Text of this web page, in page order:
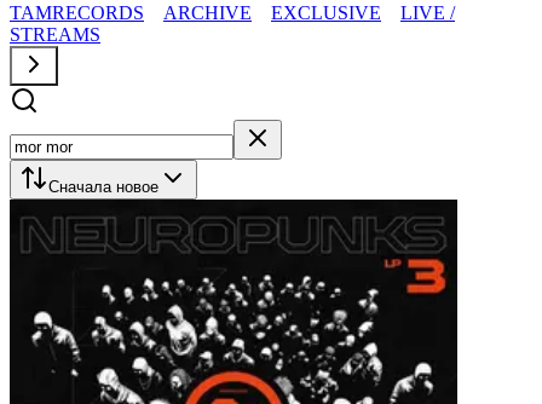
TAMRECORDS
ARCHIVE EXCLUSIVE
LIVE /
STREAMS
Сначала новое